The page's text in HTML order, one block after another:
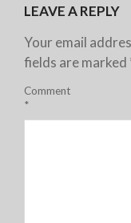
LEAVE A REPLY
Your email
fields are marked
Comment
*